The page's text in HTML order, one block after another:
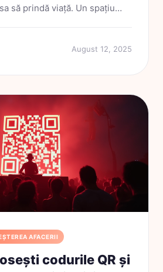
să prindă viață. Un spațiu
site-uri statice sau fișiere PDF
August 12, 2025
AFACERII
codurile QR și